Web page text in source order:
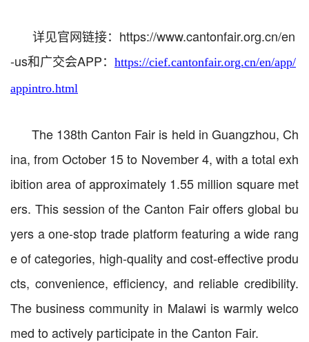
详见官网链接： https://www.cantonfair.org.cn/en
-us和广交会APP： https://cief.cantonfair.org.cn/en/app/
appintro.html
The 138th Canton Fair is held in Guangzhou, Ch
ina, from October 15 to November 4, with a total exh
ibition area of approximately 1.55 million square met
ers. This session of the Canton Fair offers global bu
yers a one-stop trade platform featuring a wide rang
e of categories, high-quality and cost-effective produ
cts, convenience, efficiency, and reliable credibility.
The business community in Malawi is warmly welco
med to actively participate in the Canton Fair.